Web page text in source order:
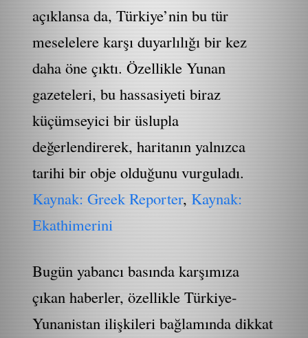
açıklansa da, Türkiye’nin bu tür
meselelere karşı duyarlılığı bir kez
daha öne çıktı. Özellikle Yunan
gazeteleri, bu hassasiyeti biraz
küçümseyici bir üslupla
değerlendirerek, haritanın yalnızca
tarihi bir obje olduğunu vurguladı.
Kaynak: Greek Reporter,Kaynak:
Ekathimerini
Bugün yabancı basında karşımıza
çıkan haberler, özellikle Türkiye-
Yunanistan ilişkileri bağlamında dikkat